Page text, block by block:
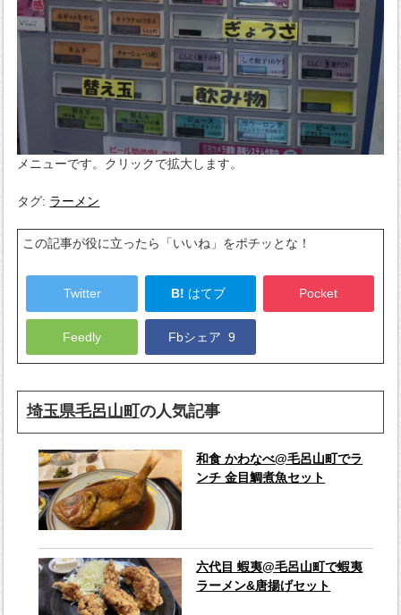
メニューです。クリックで拡大します。
タグ: ラーメン
この記事が役に立ったら「いいね」をポチッとな！
Twitter B! はてブ Pocket
Feedly Fbシェア9
埼玉県毛呂山町 の人気記事
和食 かわなべ@毛呂山町でラ
ンチ 金目鯛煮魚セット
六代目 蝦夷@毛呂山町で蝦夷
ラーメン&唐揚げセット